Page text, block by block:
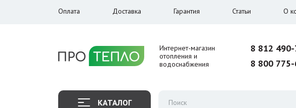
Оплата Доставка Гарантия Статьи О
Интернет-магазин
отопления и
водоснабжения
8 812
8 800
КАТАЛОГ